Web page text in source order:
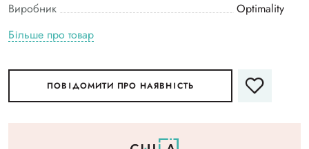
Виробник
Optimality
Більше про товар
ПОВІДОМИТИ ПРО НАЯВНІСТЬ